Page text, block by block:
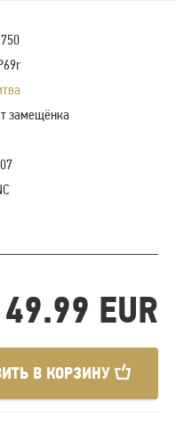
замещёнка
49.99 EUR
В КОРЗИНУ